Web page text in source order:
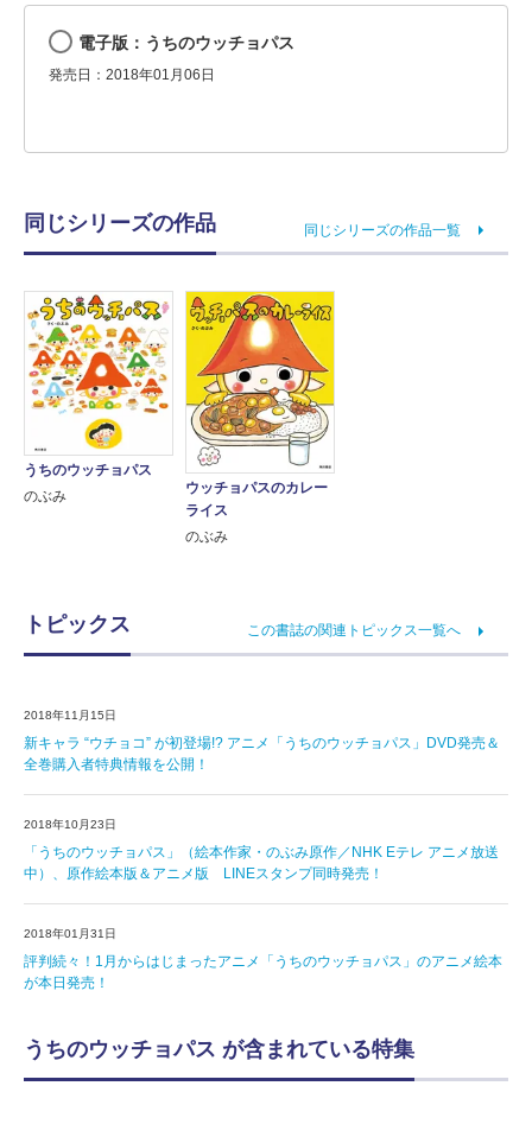
電子版：うちのウッチョパス
発売日：2018年01月06日
同じシリーズの作品 同じシリーズの作品一覧
うちのウッチョパス
のぶみ
ウッチョパスのカレー
ライス
のぶみ
トピックス この書誌の関連トピックス一覧へ
2018年11月15日
新キャラ “ウチョコ” が初登場!? アニメ「うちのウッチョパス」DVD発売＆
全巻購入者特典情報を公開！
2018年10月23日
「うちのウッチョパス」（絵本作家・のぶみ原作／NHK Eテレ アニメ放送
中）、原作絵本版＆アニメ版 LINEスタンプ同時発売！
2018年01月31日
評判続々！1月からはじまったアニメ「うちのウッチョパス」のアニメ絵本
が本日発売！
うちのウッチョパス が含まれている特集